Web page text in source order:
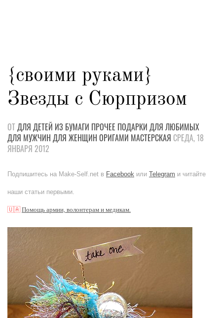
{своими руками}
Звезды с Сюрпризом
ОТДЛЯ ДЕТЕЙ ИЗ БУМАГИ ПРОЧЕЕ ПОДАРКИ ДЛЯ ЛЮБИМЫХ
ДЛЯ МУЖЧИН ДЛЯ ЖЕНЩИН ОРИГАМИ МАСТЕРСКАЯ СРЕДА, 18
ЯНВАРЯ 2012
Подпишитесь на Make-Self.net в Facebook или Telegram и читайте
наши статьи первыми.
🇺🇦Помощь армии, волонтерам и медикам.